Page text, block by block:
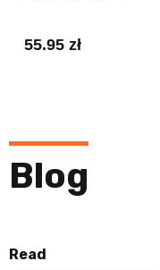
55.95 zł
Blog
Read